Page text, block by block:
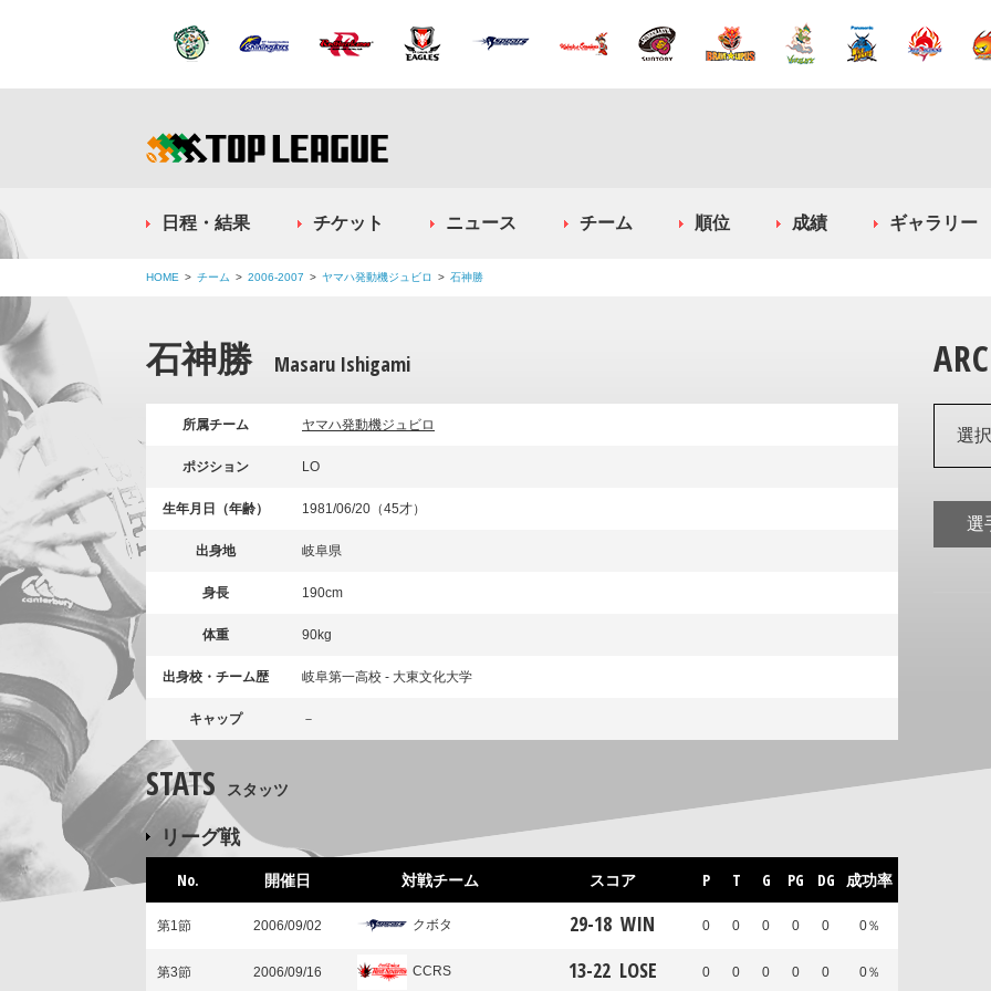
日程・結果 チケット ニュース チーム 順位 成績 ギャラリー
HOME チーム 2006-2007 ヤマハ発動機ジュビロ 石神勝
石神勝 Masaru Ishigami
所属チーム ヤマハ発動機ジュビロ
ポジション LO
生年月日（年齢） 1981/06/20（45才）
出身地 岐阜県
身長 190cm
体重 90kg
出身校・チーム歴 岐阜第一高校 - 大東文化大学
キャップ －
STATS スタッツ
リーグ戦
No. 開催日 対戦チーム スコア P T G PG DG 成功率
第1節 2006/09/02 クボタ 29-18 WIN 0 0 0 0 0 0％
第3節 2006/09/16 CCRS 13-22 LOSE 0 0 0 0 0 0％
選
選